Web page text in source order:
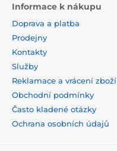
Informace k nákupu
Doprava a platba
Prodejny
Kontakty
Služby
Reklamace a vrácení zboží
Obchodní podmínky
Často kladené otázky
Ochrana osobních údajů